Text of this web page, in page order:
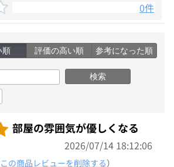
0件
順 評価の高い順 参考になった順
検索
部屋の雰囲気が優しくなる
2026/07/14 18:12:06
この商品レビューを削除する）